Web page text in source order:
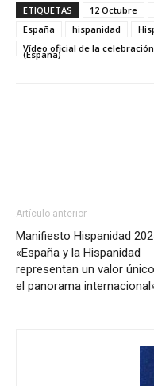
ETIQUETAS 12 Octubre
España
hispanidad
Vídeo oficial de la
(España)
Artículo anterior
Manifiesto Hispanidad
«España y la Hispanidad
representan un valor
el panorama